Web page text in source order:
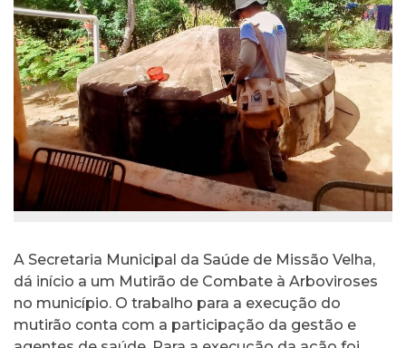
A Secretaria Municipal da Saúde de Missão Velha,
dá início a um Mutirão de Combate à Arboviroses
no município. O trabalho para a execução do
mutirão conta com a participação da gestão e